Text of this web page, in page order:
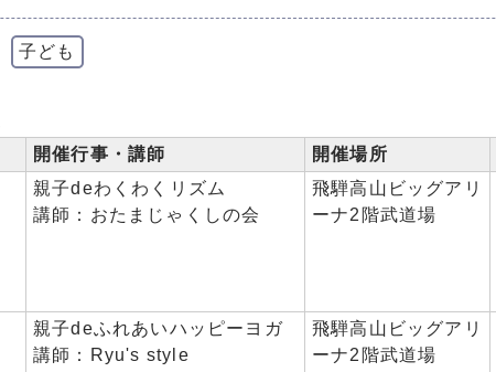
子ども
開催行事・講師 開催場所
親子deわくわくリズム
講師：おたまじゃくしの会
飛騨高山ビッグアリ
ーナ2階武道場
親子deふれあいハッピーヨガ
講師：Ryu's style
飛騨高山ビッグアリ
ーナ2階武道場